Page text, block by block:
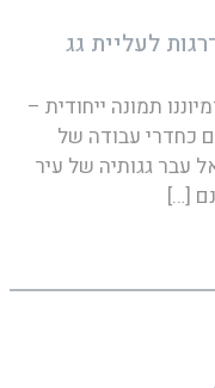
לעליית גג
תמונה ייחודית –
כחדרי עבודה של
עבר גגותיה של עיר
[…]